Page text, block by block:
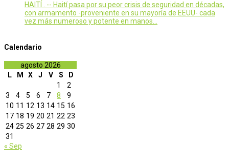
HAITÍ . -- Haití pasa por su peor crisis de seguridad en décadas,
con armamento -proveniente en su mayoría de EEUU- cada
vez más numeroso y potente en manos…
Calendario
agosto 2026
L
M X J V S
D
1
2
3
4 5 6 7 8
9
10 11 12 13 14 15 16
17 18 19 20 21 22 23
24 25 26 27 28 29 30
31
« Sep